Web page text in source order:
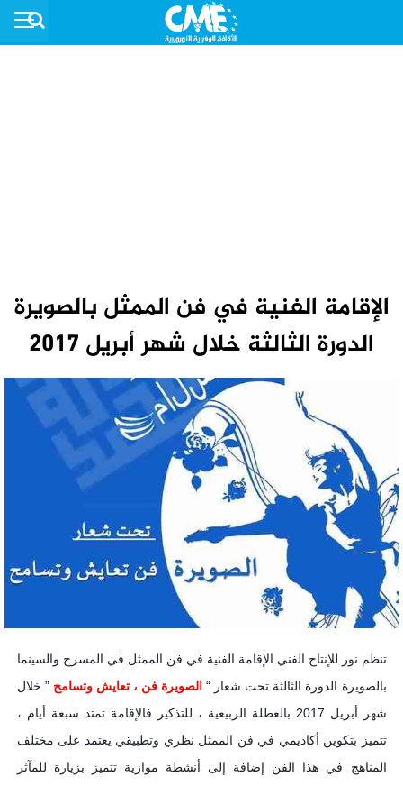
ﺍﻹ‌ﻗﺎﻣﺔ ﺍﻟﻔﻨﻴﺔ ﻓﻲ ﻓﻦ ﺍﻟﻤﻤﺜﻞ ﺑﺎﻟﺼﻮﻳﺮﺓ
الدورة الثالثة خلال شهر أبريل 2017
تنظم ﻧﻮﺭ ﻟﻺ‌ﻧﺘﺎﺝ ﺍﻟﻔﻨﻲ ﺍﻹ‌ﻗﺎﻣﺔ ﺍﻟﻔﻨﻴﺔ ﻓﻲ ﻓﻦ ﺍﻟﻤﻤﺜﻞ ﻓﻲ ﺍﻟﻤﺴﺮﺡ ﻭﺍﻟﺴﻴﻨﻤﺎ
ﺑﺎﻟﺼﻮﻳﺮﺓ الدورة الثالثة تحت شعار “الصويرة فن ، تعايش وتسامح ” خلال
شهر أبريل 2017 بالعطلة الربيعية ، للتذكير فالإقامة ﺗﻤﺘﺪ سبعة ﺃﻳﺎﻡ ،
ﺗﺘﻤﻴﺰ ﺑﺘﻜﻮﻳﻦ ﺃﻛﺎﺩﻳﻤﻲ ﻓﻲ ﻓﻦ ﺍﻟﻤﻤﺜﻞ ﻧﻈﺮﻱ ﻭﺗﻄﺒﻴﻘﻲ ﻳﻌﺘﻤﺪ ﻋﻠﻰ ﻣﺨﺘﻠﻒ
ﺍﻟﻤﻨﺎﻫﺞ ﻓﻲ ﻫﺬﺍ ﺍﻟﻔﻦ ﺇﺿﺎﻓﺔ ﺇﻟﻰ ﺃﻧﺸﻄﺔ ﻣﻮﺍﺯﻳﺔ ﺗﺘﻤﻴﺰ ﺑﺰﻳﺎﺭﺓ ﻟﻠﻤﺂﺛﺮ